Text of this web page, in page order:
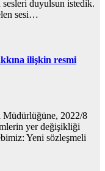
sesleri duyulsun istedik.
sesi…
ilişkin resmi
Müdürlüğüne, 2022/8
yer değişikliği
Yeni sözleşmeli